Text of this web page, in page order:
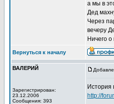
а мы в
Дед
Через
вечеру
Ничего
Вернуться к началу
ВАЛЕРИЙ
Зарегистрирован:
23.12.2006
Сообщения: 393
История
http://